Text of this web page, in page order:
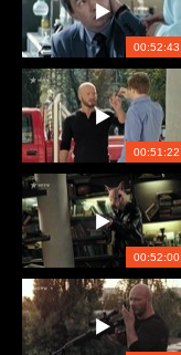
00:52:43
00:51:22
00:52:00